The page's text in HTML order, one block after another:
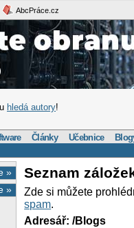
AbcPráce.cz
hledá autory!
Články Učebnice
»
»
Seznam
Zde si můžete
spam.
Adresář: /Blogs